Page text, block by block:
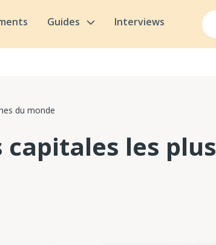
Guides Interviews
du monde
les plus